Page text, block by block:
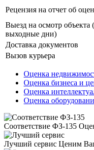
Рецензия на отчет об
Выезд на осмотр объекта
выходные дни)
Доставка документов
Вызов курьера
Оценка
Оценка бизнеса и
Оценка
Оценка
Соответствие ФЗ-135
Лучший сервис Ценим